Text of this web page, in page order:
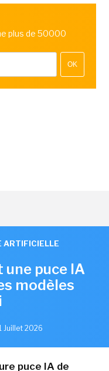
plus de 50000
OK
ARTIFICIELLE
puce IA
modèles
Juillet 2026
puce IA de